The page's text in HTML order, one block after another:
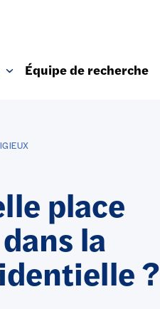
Équipe de recherche
place
la
?